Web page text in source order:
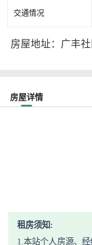
交通情况
房屋地址：广丰
房屋详情
租房须知:
1.本站个人房源、